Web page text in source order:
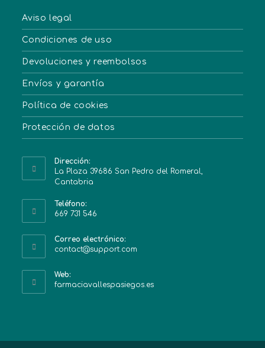
Aviso legal
Condiciones de uso
Devoluciones y reembolsos
Envíos y garantía
Política de cookies
Protección de datos
Dirección:
La Plaza 39686 San Pedro del Romeral,
Cantabria
Teléfono:
669 731 546
Correo electrónico:
contact@support.com
Web:
farmaciavallespasiegos.es